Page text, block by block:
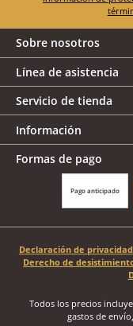
Sobre nosotros
Línea de asistencia
Servicio de tienda
Información
Formas de pago
Pago anticipado
Declaración de privacidad
Derecho de
Todos los precios
gastos de